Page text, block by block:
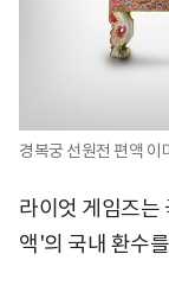
경복궁 선원전 편액 이
라이엇 게임즈는
액'의 국내 환수